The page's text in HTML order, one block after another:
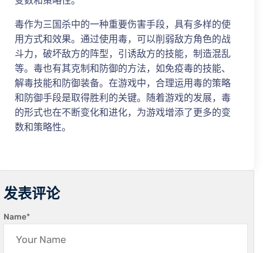
毒作为三国杀中的一种重要伤害手段，具有多样的使
用方式和效果。通过使用毒，可以削弱敌方角色的战
斗力，破坏敌方的阵型，引诱敌方的技能，制造混乱
等。毒也有其克制和防御的方法，如免疫毒的技能、
解毒技能和防御装备。在游戏中，合理运用毒的策略
和防御手段是取得胜利的关键。随着游戏的发展，毒
的形式也在不断变化和进化，为游戏增添了更多的变
数和策略性。
发表评论
Name*